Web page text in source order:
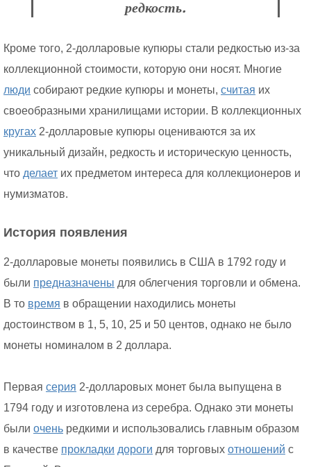
редкость.
Кроме того, 2-долларовые купюры стали редкостью из-за
коллекционной стоимости, которую они носят. Многие
люди собирают редкие купюры и монеты, считая их
своеобразными хранилищами истории. В коллекционных
кругах 2-долларовые купюры оцениваются за их
уникальный дизайн, редкость и историческую ценность,
что делает их предметом интереса для коллекционеров и
нумизматов.
История появления
2-долларовые монеты появились в США в 1792 году и
были предназначены для облегчения торговли и обмена.
В то время в обращении находились монеты
достоинством в 1, 5, 10, 25 и 50 центов, однако не было
монеты номиналом в 2 доллара.
Первая серия 2-долларовых монет была выпущена в
1794 году и изготовлена из серебра. Однако эти монеты
были очень редкими и использовались главным образом
в качестве прокладки дороги для торговых отношений с